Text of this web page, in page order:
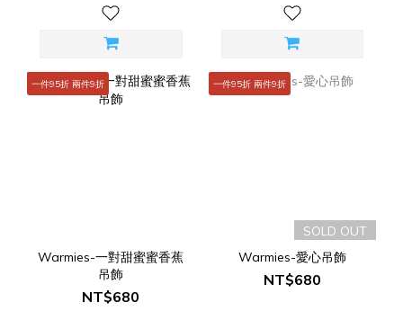
一件95折 兩件9折
Warmies-一對甜蜜蜜香蕉
吊飾
NT$680
一件95折 兩件9折
SOLD OUT
Warmies-愛心吊飾
NT$680